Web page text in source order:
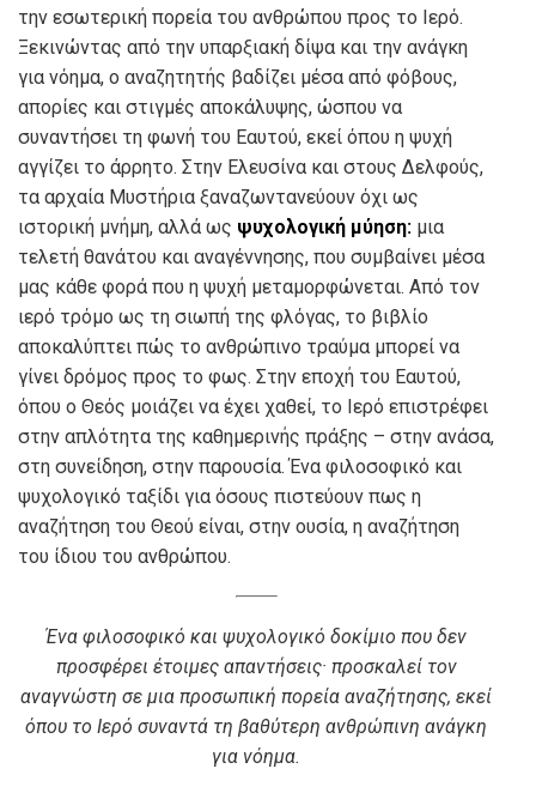
την εσωτερική πορεία του ανθρώπου προς το Ιερό.
Ξεκινώντας από την υπαρξιακή δίψα και την ανάγκη
για νόημα, ο αναζητητής βαδίζει μέσα από φόβους,
απορίες και στιγμές αποκάλυψης, ώσπου να
συναντήσει τη φωνή του Εαυτού, εκεί όπου η ψυχή
αγγίζει το άρρητο. Στην Ελευσίνα και στους Δελφούς,
τα αρχαία Μυστήρια ξαναζωντανεύουν όχι ως
ιστορική μνήμη, αλλά ως ψυχολογική μύηση: μια
τελετή θανάτου και αναγέννησης, που συμβαίνει μέσα
μας κάθε φορά που η ψυχή μεταμορφώνεται. Από τον
ιερό τρόμο ως τη σιωπή της φλόγας, το βιβλίο
αποκαλύπτει πώς το ανθρώπινο τραύμα μπορεί να
γίνει δρόμος προς το φως. Στην εποχή του Εαυτού,
όπου ο Θεός μοιάζει να έχει χαθεί, το Ιερό επιστρέφει
στην απλότητα της καθημερινής πράξης – στην ανάσα,
στη συνείδηση, στην παρουσία. Ένα φιλοσοφικό και
ψυχολογικό ταξίδι για όσους πιστεύουν πως η
αναζήτηση του Θεού είναι, στην ουσία, η αναζήτηση
του ίδιου του ανθρώπου.
Ένα φιλοσοφικό και ψυχολογικό δοκίμιο που δεν
προσφέρει έτοιμες απαντήσεις· προσκαλεί τον
αναγνώστη σε μια προσωπική πορεία αναζήτησης, εκεί
όπου το Ιερό συναντά τη βαθύτερη ανθρώπινη ανάγκη
για νόημα.